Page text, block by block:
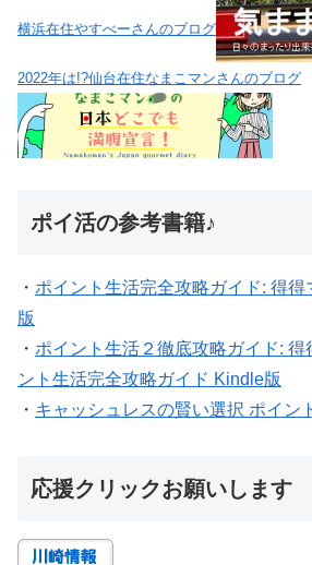
横浜在住やすべーさんのブログ
2022年は!?仙台在住なまこマンさんのブログ
ポイ活の参考書籍♪
・ ポイント生活完全攻略ガイド: 得
版
・ ポイント生活２徹底攻略ガイド: 得
ント生活完全攻略ガイド Kindle版
・ キャッシュレスの賢い選択 ポイン
応援クリックお願いします